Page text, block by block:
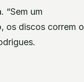
“Sem um
os discos correm o